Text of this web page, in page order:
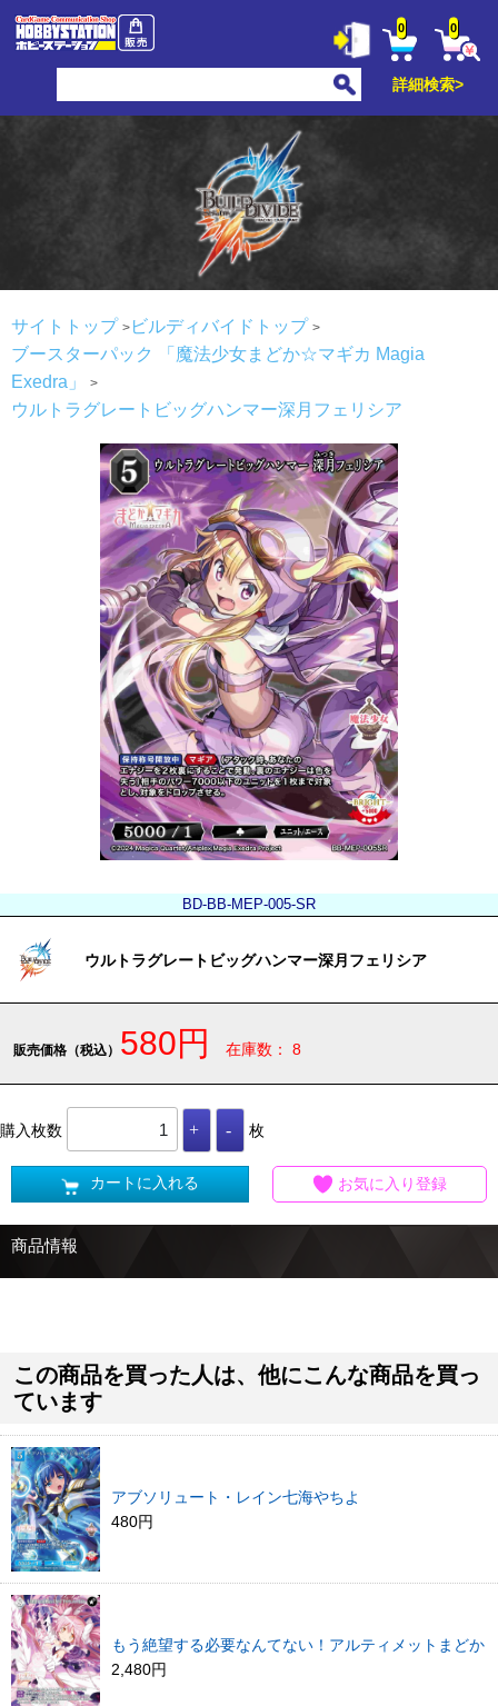
0 0
詳細検索>
サイトトップ
ビルディバイドトップ
ブースターパック 「魔法少女まどか☆マギカ Magia
Exedra」
ウルトラグレートビッグハンマー深月フェリシア
BD-BB-MEP-005-SR
ウルトラグレートビッグハンマー深月フェリシア
販売価格（税込） 580円 在庫数： 8
購入枚数 枚
カートに入れる お気に入り登録
商品情報
この商品を買った人は、他にこんな商品を買っ
ています
アブソリュート・レイン七海やちよ
480円
もう絶望する必要なんてない！アルティメットまどか
2,480円